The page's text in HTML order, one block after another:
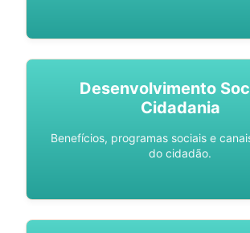
Desenvolvimento
Cidadania
Benefícios, programas sociais e
do cidadão.